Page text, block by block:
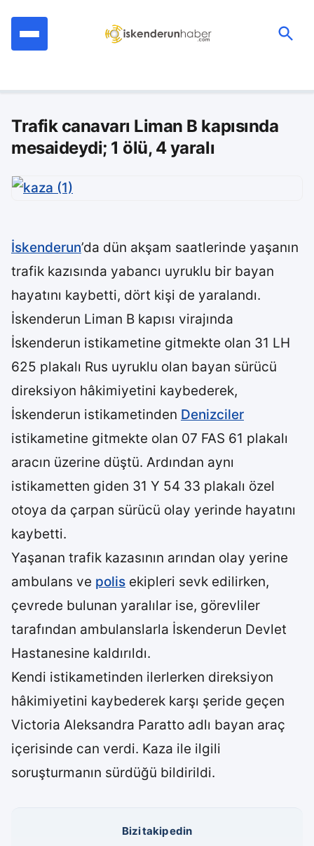
Trafik canavarı Liman B kapısında
mesaideydi; 1 ölü, 4 yaralı
İskenderun’da dün akşam saatlerinde yaşanın
trafik kazısında yabancı uyruklu bir bayan
hayatını kaybetti, dört kişi de yaralandı.
İskenderun Liman B kapısı virajında
İskenderun istikametine gitmekte olan 31 LH
625 plakalı Rus uyruklu olan bayan sürücü
direksiyon hâkimiyetini kaybederek,
İskenderun istikametinden Denizciler
istikametine gitmekte olan 07 FAS 61 plakalı
aracın üzerine düştü. Ardından aynı
istikametten giden 31 Y 54 33 plakalı özel
otoya da çarpan sürücü olay yerinde hayatını
kaybetti.
Yaşanan trafik kazasının arından olay yerine
ambulans ve polis ekipleri sevk edilirken,
çevrede bulunan yaralılar ise, görevliler
tarafından ambulanslarla İskenderun Devlet
Hastanesine kaldırıldı.
Kendi istikametinden ilerlerken direksiyon
hâkimiyetini kaybederek karşı şeride geçen
Victoria Aleksandra Paratto adlı bayan araç
içerisinde can verdi. Kaza ile ilgili
soruşturmanın sürdüğü bildirildi.
Bizi takip edin